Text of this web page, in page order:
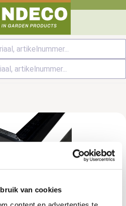
van cookies
artikelnummer...